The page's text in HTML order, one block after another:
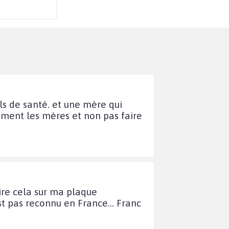
de santé. et une mère qui
les mères et non pas faire
cela sur ma plaque
reconnu en France... Franc